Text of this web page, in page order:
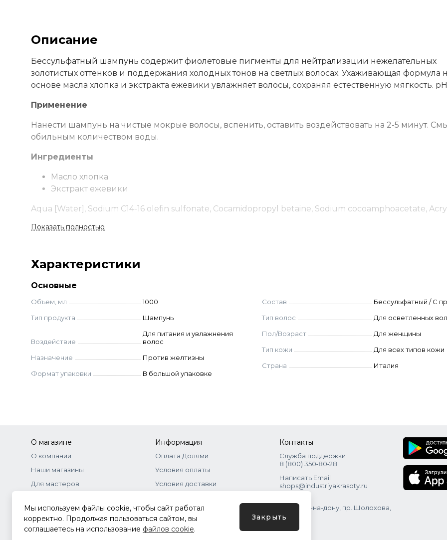
Описание
Бессульфатный шампунь содержит фиолетовые пигменты для нейтрализации нежелательных
золотистых оттенков и поддержания холодных тонов на светлых волосах. Ухаживающая формула
основе масла хлопка и экстракта ежевики увлажняет волосы, сохраняя естественную мягкость. рН
Применение
Нанести шампунь на чистые мокрые волосы, вспенить, оставить воздействовать на 2-5 минут.
обильным количеством воды.
Ингредиенты
Масло хлопка
Экстракт ежевики
Aqua [Water], Sodium C14-16 olefin sulfonate, Cocamidopropyl betaine, Sodium cocoamphoacetate,
chloride, Propylene glycol, Gossypium herbaceum (Cotton) seed oil, Triethylene glycol, Benzyl alcohol,
Показать полностью
Характеристики
Основные
Объем, мл
1000
Тип продукта
Шампунь
Воздействие
Для питания и увлажнения
волос
Назначение
Против желтизны
Формат упаковки
В большой упаковке
Состав
Бессульфатный / С
Тип волос
Для осветленных
Пол/Возраст
Для женщины
Тип кожи
Для всех типов кожи
Страна
Италия
О магазине
О компании
Наши магазины
Для мастеров
Оптовое сотрудничество
Информация
Оплата Долями
Условия оплаты
Условия доставки
Документы
Контакты
Служба поддержки
8 (800) 350‑80‑28
Написать Email
shops@industriyakrasoty.ru
г. Ростов-на-дону, пр. Шолохова,
зд. 11 с. 1
Мы используем файлы cookie, чтобы сайт работал
корректно. Продолжая пользоваться сайтом, вы
соглашаетесь на использование файлов cookie.
Закрыть